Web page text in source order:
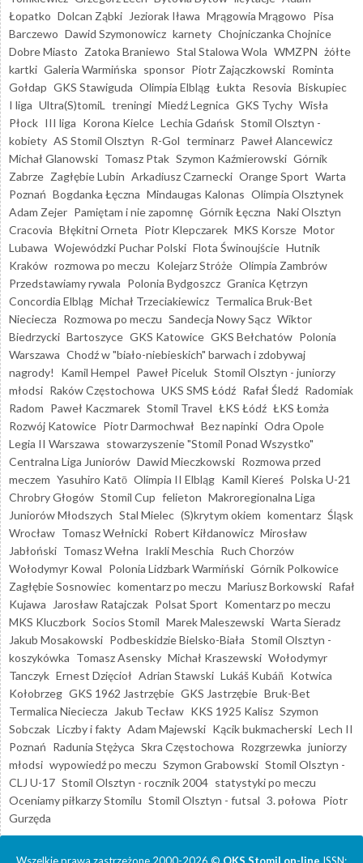
Łopatko Dolcan Ząbki Jeziorak Iława Mrągowia Mrągowo Pisa
Barczewo Dawid Szymonowicz karnety Chojniczanka Chojnice
Dobre Miasto Zatoka Braniewo Stal Stalowa Wola WMZPN żółte
kartki Galeria Warmińska sponsor Piotr Zajączkowski Rominta
Gołdap GKS Stawiguda Olimpia Elbląg Łukta Resovia Biskupiec
I liga Ultra(S)tomiL treningi Miedź Legnica GKS Tychy Wisła
Płock III liga Korona Kielce Lechia Gdańsk Stomil Olsztyn -
kobiety AS Stomil Olsztyn R-Gol terminarz Paweł Alancewicz
Michał Glanowski Tomasz Ptak Szymon Kaźmierowski Górnik
Zabrze Zagłębie Lubin Arkadiusz Czarnecki Orange Sport Warta
Poznań Bogdanka Łęczna Mindaugas Kalonas Olimpia Olsztynek
Adam Zejer Pamiętam i nie zapomnę Górnik Łęczna Naki Olsztyn
Cracovia Błękitni Orneta Piotr Klepczarek MKS Korsze Motor
Lubawa Wojewódzki Puchar Polski Flota Świnoujście Hutnik
Kraków rozmowa po meczu Kolejarz Stróże Olimpia Zambrów
Przedstawiamy rywala Polonia Bydgoszcz Granica Kętrzyn
Concordia Elbląg Michał Trzeciakiewicz Termalica Bruk-Bet
Nieciecza Rozmowa po meczu Sandecja Nowy Sącz Wiktor
Biedrzycki Bartoszyce GKS Katowice GKS Bełchatów Polonia
Warszawa Chodź w "biało-niebieskich" barwach i zdobywaj
nagrody!
Kamil Hempel Paweł Piceluk Stomil Olsztyn - juniorzy
młodsi Raków Częstochowa UKS SMS Łódź Rafał Śledź Radomiak
Radom Paweł Kaczmarek Stomil Travel ŁKS Łódź ŁKS Łomża
Rozwój Katowice Piotr Darmochwał Bez napinki Odra Opole
Legia II Warszawa stowarzyszenie "Stomil Ponad Wszystko"
Centralna Liga Juniorów Dawid Mieczkowski Rozmowa przed
meczem Yasuhiro Katō Olimpia II Elbląg Kamil Kiereś Polska U-21
Chrobry Głogów Stomil Cup felieton Makroregionalna Liga
Juniorów Młodszych Stal Mielec (S)krytym okiem komentarz Śląsk
Wrocław Tomasz Wełnicki Robert Kiłdanowicz Mirosław
Jabłoński Tomasz Wełna Irakli Meschia Ruch Chorzów
Wołodymyr Kowal Polonia Lidzbark Warmiński Górnik Polkowice
Zagłębie Sosnowiec komentarz po meczu Mariusz Borkowski Rafał
Kujawa
Jarosław Ratajczak Polsat Sport Komentarz po meczu
MKS Kluczbork Socios Stomil Marek Maleszewski Warta Sieradz
Jakub Mosakowski Podbeskidzie Bielsko-Biała Stomil Olsztyn -
koszykówka Tomasz Asensky Michał Kraszewski Wołodymyr
Tanczyk Ernest Dzięcioł Adrian Stawski Lukáš Kubáň Kotwica
Kołobrzeg GKS 1962 Jastrzębie GKS Jastrzębie Bruk-Bet
Termalica Nieciecza
Jakub Tecław KKS 1925 Kalisz Szymon
Sobczak Liczby i fakty Adam Majewski Kącik bukmacherski Lech II
Poznań Radunia Stężyca Skra Częstochowa Rozgrzewka juniorzy
młodsi wypowiedź po meczu Szymon Grabowski Stomil Olsztyn -
CLJ U-17 Stomil Olsztyn - rocznik 2004 statystyki po meczu
Oceniamy piłkarzy Stomilu Stomil Olsztyn - futsal 3. połowa Piotr
Gurzęda